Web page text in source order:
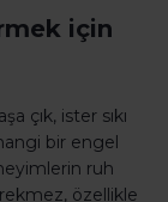
için
çık, ister sıkı
bir engel
ruh
özellikle